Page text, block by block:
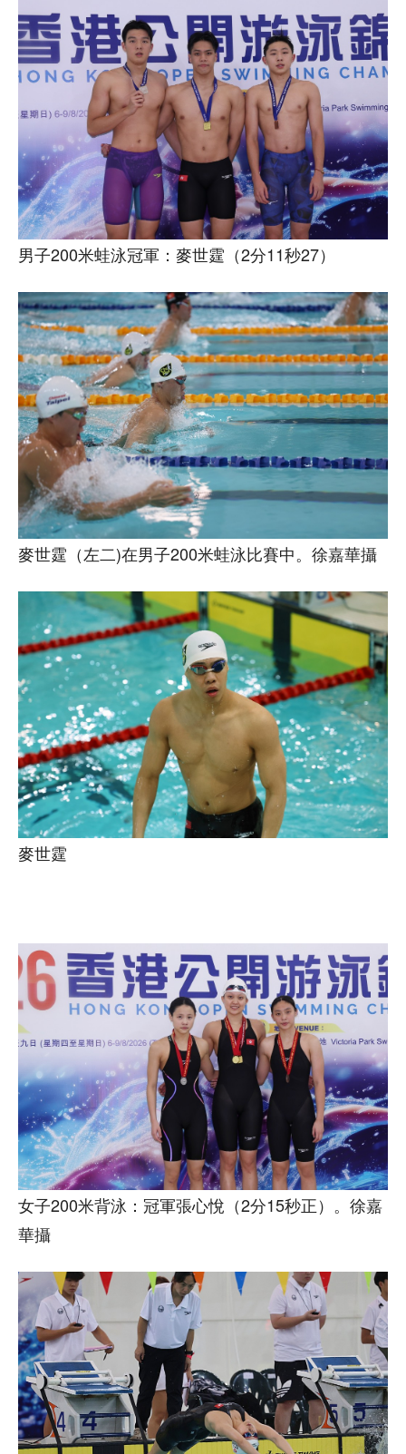
男子200米蛙泳冠軍：麥世霆（2分11秒27）
麥世霆（左二)在男子200米蛙泳比賽中。徐嘉華攝
麥世霆
女子200米背泳：冠軍張心悅（2分15秒正）。徐嘉
華攝